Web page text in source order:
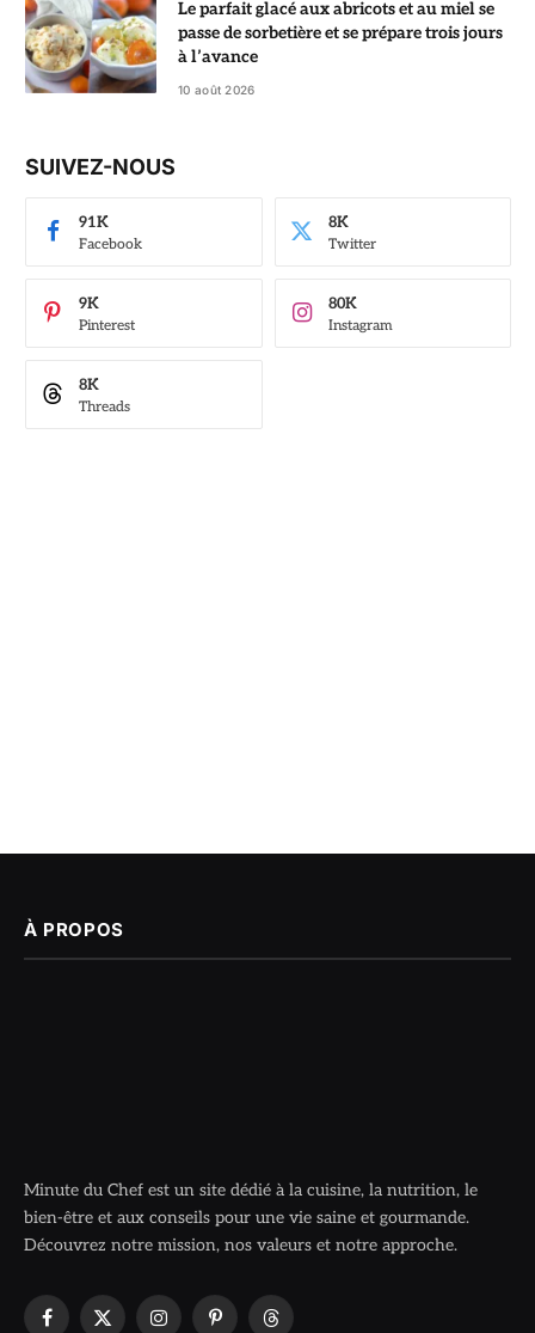
Le parfait glacé aux abricots et au miel se
passe de sorbetière et se prépare trois jours
à l’avance
10 août 2026
SUIVEZ-NOUS
Facebook
91K
Twitter
8K
Pinterest
9K
Instagram
80K
Threads
8K
À PROPOS
Minute du Chef est un site dédié à la cuisine, la nutrition, le
bien-être et aux conseils pour une vie saine et gourmande.
Découvrez notre mission, nos valeurs et notre approche.
Facebook
X
InstagramPinterestThreads